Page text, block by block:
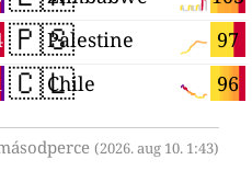
🇵🇸 97
Palestine
🇨🇱 96
Chile
(2026. aug 10. 1:43)